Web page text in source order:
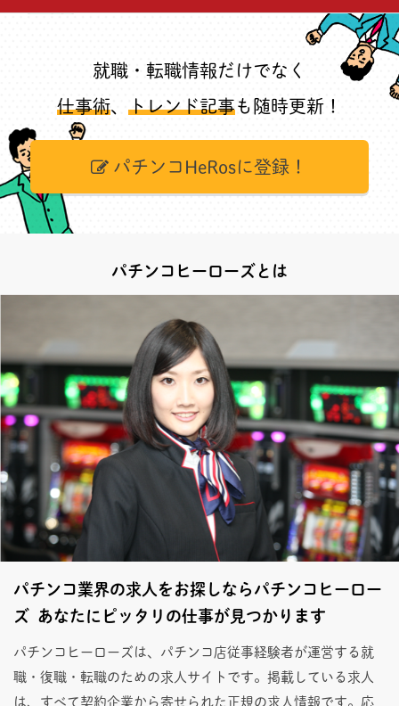
就職・転職情報だけでなく
仕事術、 トレンド記事も随時更新！
パチンコHeRosに登録！
パチンコヒーローズとは
パチンコ業界の求人をお探しならパチンコヒーロー
ズ あなたにピッタリの仕事が見つかります
パチンコヒーローズは、パチンコ店従事経験者が運営する就
職・復職・転職のための求人サイトです。掲載している求人
は、すべて契約企業から寄せられた正規の求人情報です。応